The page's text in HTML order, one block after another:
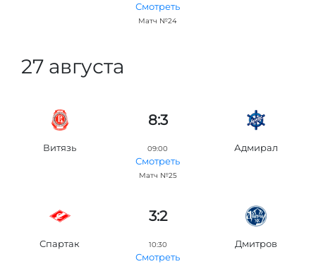
Смотреть
Матч №24
27 августа
8:3
Витязь 09:00
Смотреть
Матч №25
Адмирал
3:2
Спартак 10:30
Смотреть
Дмитров